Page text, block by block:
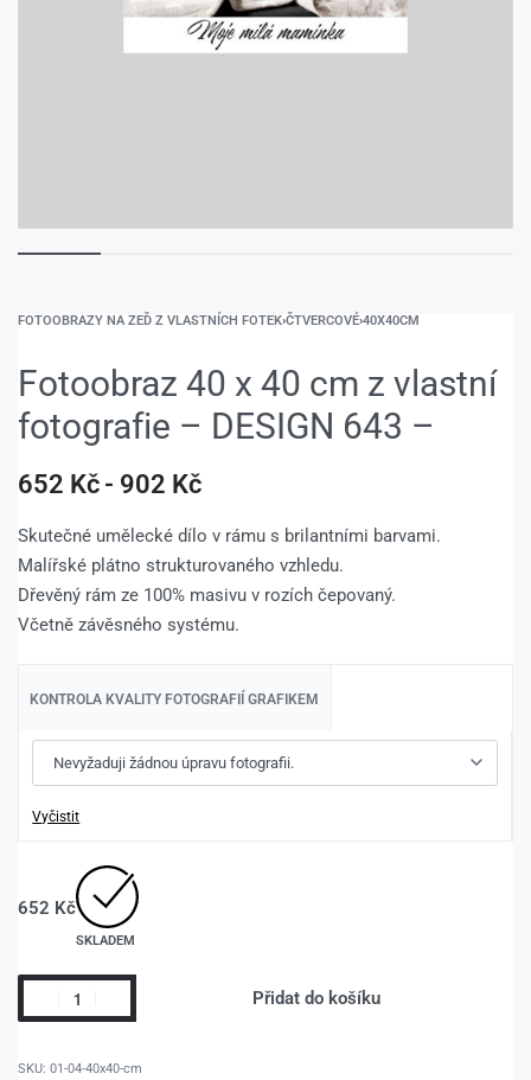
FOTOOBRAZY NA ZEĎ Z VLASTNÍCH FOTEK›ČTVERCOVÉ›40X40CM
Fotoobraz 40 x 40 cm z vlastní
fotografie – DESIGN 643 –
652 Kč 902 Kč
Skutečné umělecké dílo v rámu s brilantními barvami.
Malířské plátno strukturovaného vzhledu.
Dřevěný rám ze 100% masivu v rozích čepovaný.
Včetně závěsného systému.
KONTROLA KVALITY FOTOGRAFIÍ GRAFIKEM
Vyčistit
652 Kč
SKLADEM
Přidat do košíku
01-04-40x40-cm